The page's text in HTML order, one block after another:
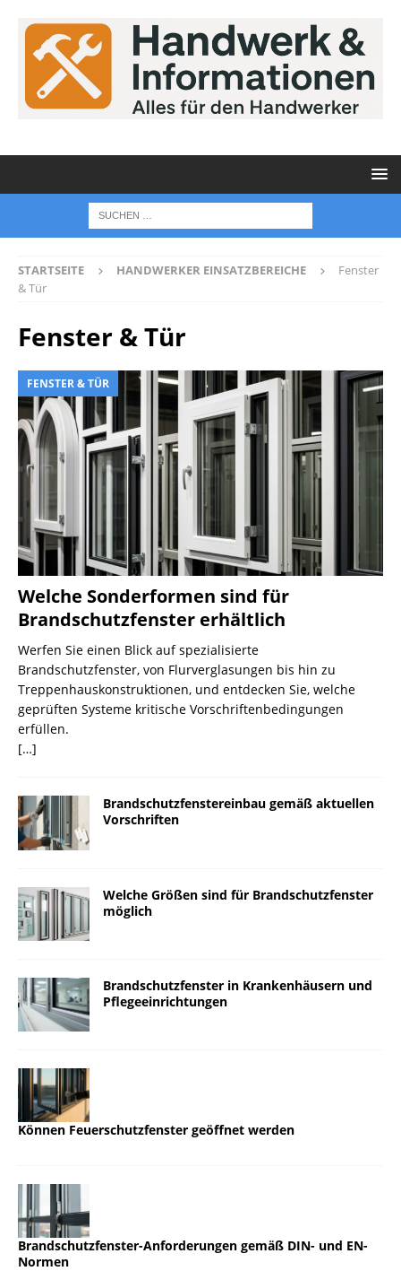
STARTSEITE HANDWERKER EINSATZBEREICHE
Fenster
& Tür
Fenster & Tür
FENSTER & TÜR
Welche Sonderformen sind für
Brandschutzfenster erhältlich
Werfen Sie einen Blick auf spezialisierte
Brandschutzfenster, von Flurverglasungen bis hin zu
Treppenhauskonstruktionen, und entdecken Sie, welche
geprüften Systeme kritische Vorschriftenbedingungen
erfüllen.
[…]
Brandschutzfenstereinbau gemäß aktuellen
Vorschriften
Welche Größen sind für Brandschutzfenster
möglich
Brandschutzfenster in Krankenhäusern und
Pflegeeinrichtungen
Können Feuerschutzfenster geöffnet werden
Brandschutzfenster-Anforderungen gemäß DIN- und EN-
Normen